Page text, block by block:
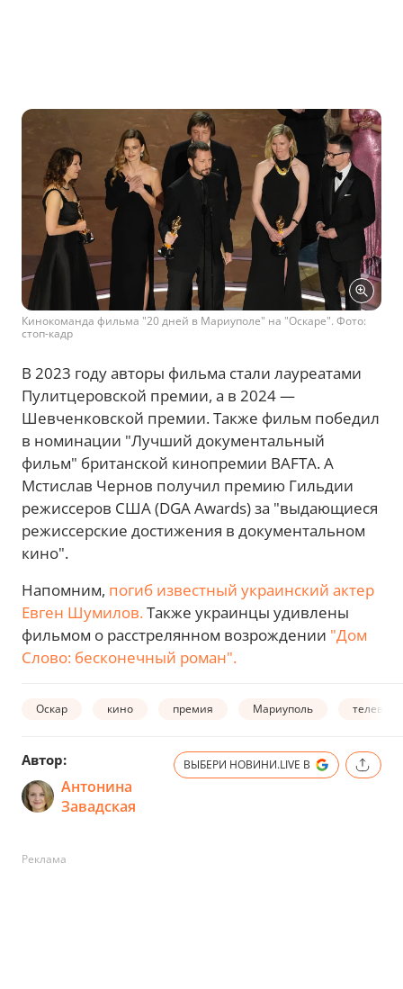
Кинокоманда фильма "20 дней в Мариуполе" на "Оскаре". Фото:
стоп-кадр
В 2023 году авторы фильма стали лауреатами
Пулитцеровской премии, а в 2024 —
Шевченковской премии. Также фильм победил
в номинации "Лучший документальный
фильм" британской кинопремии BAFTA. А
Мстислав Чернов получил премию Гильдии
режиссеров США (DGA Awards) за "выдающиеся
режиссерские достижения в документальном
кино".
Напомним, погиб известный украинский актер
Евген Шумилов.Также украинцы удивлены
фильмом о расстрелянном возрождении "Дом
Слово: бесконечный роман".
Оскар кино премия Мариуполь
Автор:
Антонина
Завадская
ВЫБЕРИ НОВИНИ.LIVE В
Реклама